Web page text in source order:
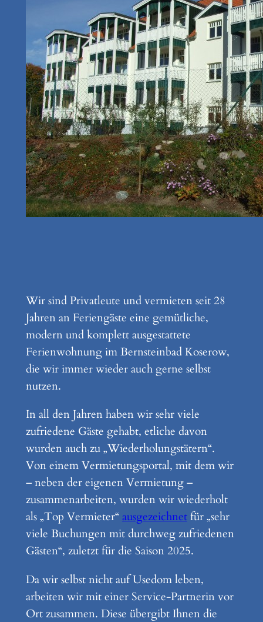
Wir sind Privatleute und vermieten seit 28
Jahren an Feriengäste eine gemütliche,
modern und komplett ausgestattete
Ferienwohnung im Bernsteinbad Koserow,
die wir immer wieder auch gerne selbst
nutzen.
In all den Jahren haben wir sehr viele
zufriedene Gäste gehabt, etliche davon
wurden auch zu „Wiederholungstätern“.
Von einem Vermietungsportal, mit dem wir
– neben der eigenen Vermietung –
zusammenarbeiten, wurden wir wiederholt
als „Top Vermieter“ausgezeichnetfür „sehr
viele Buchungen mit durchweg zufriedenen
Gästen“, zuletzt für die Saison 2025.
Da wir selbst nicht auf Usedom leben,
arbeiten wir mit einer Service-Partnerin vor
Ort zusammen. Diese übergibt Ihnen die